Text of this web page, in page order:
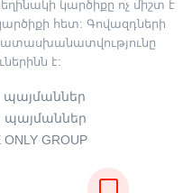
կարծիքը ոչ միշտ է
հետ: Գովազդների
է:
պայմաններ
GROUP